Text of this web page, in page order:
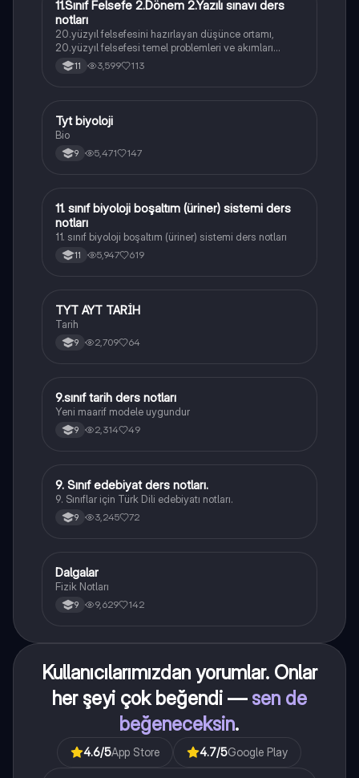
Felsefe
11.Sınıf Felsefe 2.Dönem 2.Yazılı sınavı ders
notları
20.yüzyıl felsefesini hazırlayan düşünce ortamı,
20.yüzyıl felsefesi temel problemleri ve akımları
konularını içermektedir
11 3,599 113
Biyoloji
Tyt biyoloji
Bio
9 5,471 147
Biyoloji
11. sınıf biyoloji boşaltım (üriner) sistemi ders
notları
11. sınıf biyoloji boşaltım (üriner) sistemi ders notları
11 5,947 619
Tarih
TYT AYT TARİH
Tarih
9 2,709 64
Tarih
9.sınıf tarih ders notları
Yeni maarif modele uygundur
9 2,314 49
Türk Dili ve Edebiyatı
9. Sınıf edebiyat ders notları.
9. Sınıflar için Türk Dili edebiyatı notları.
9 3,245 72
Fizik
Dalgalar
Fizik Notları
9 9,629 142
Kullanıcılarımızdan yorumlar. Onlar
her şeyi çok beğendi — sen de
beğeneceksin.
4.6/5App Store 4.7/5Google Play